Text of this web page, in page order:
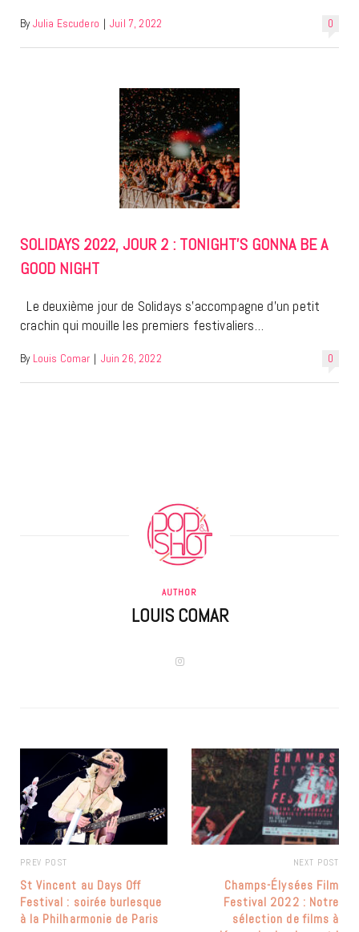
0
By Julia Escudero | Juil 7, 2022
SOLIDAYS 2022, JOUR 2 : TONIGHT’S GONNA BE A
GOOD NIGHT
Le deuxième jour de Solidays s’accompagne d’un petit
crachin qui mouille les premiers festivaliers…
0
By Louis Comar | Juin 26, 2022
AUTHOR
LOUIS COMAR
I
PREV POST
St Vincent au Days Off
Festival : soirée burlesque
à la Philharmonie de Paris
NEXT POST
Champs-Élysées Film
Festival 2022 : Notre
sélection de films à